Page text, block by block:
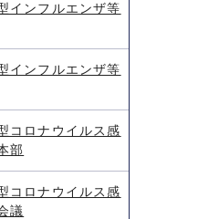
インフルエンザ等
インフルエンザ等
コロナウイルス感
部
コロナウイルス感
議